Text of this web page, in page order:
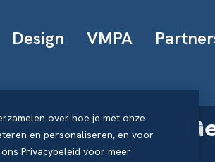
over hoe je met onze
en personaliseren, en voor
Privacybeleid voor meer
Design VMPA